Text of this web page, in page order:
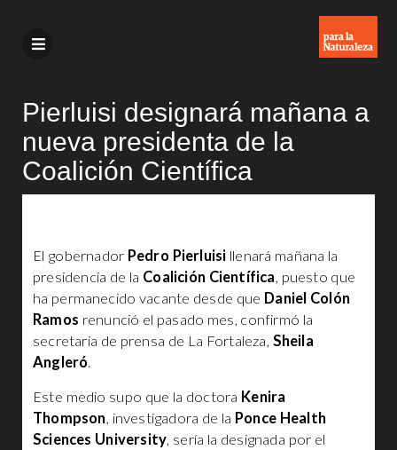
Pierluisi designará mañana a
nueva presidenta de la
Coalición Científica
El gobernador Pedro Pierluisi llenará mañana la
presidencia de la Coalición Científica, puesto que
ha permanecido vacante desde que Daniel Colón
Ramos renunció el pasado mes, confirmó la
secretaria de prensa de La Fortaleza, Sheila
Angleró.
Este medio supo que la doctora Kenira
Thompson, investigadora de la Ponce Health
Sciences University, sería la designada por el